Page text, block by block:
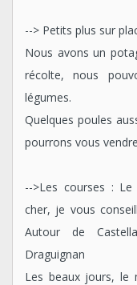
--> Petits plus sur
Nous avons un
récolte, nous
légumes.
Quelques poules
pourrons vous
-->Les courses :
cher, je vous
Autour de
Draguignan
Les beaux jours, le